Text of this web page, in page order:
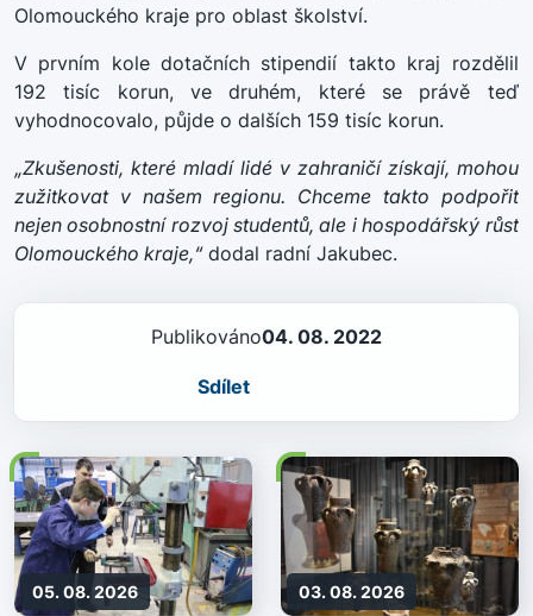
Olomouckého kraje pro oblast školství.
V prvním kole dotačních stipendií takto kraj rozdělil
192 tisíc korun, ve druhém, které se právě teď
vyhodnocovalo, půjde o dalších 159 tisíc korun.
„Zkušenosti, které mladí lidé v zahraničí získají, mohou
zužitkovat v našem regionu. Chceme takto podpořit
nejen osobnostní rozvoj studentů, ale i hospodářský růst
Olomouckého kraje,“dodal radní Jakubec.
Publikováno04. 08. 2022
Sdílet
05. 08. 2026 03. 08. 2026